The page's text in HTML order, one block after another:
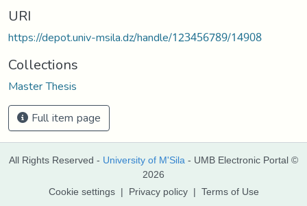
URI
https://depot.univ-msila.dz/handle/123456789/14908
Collections
Master Thesis
Full item page
All Rights Reserved - University of M'Sila - UMB Electronic Portal ©
2026
Cookie settings | Privacy policy | Terms of Use